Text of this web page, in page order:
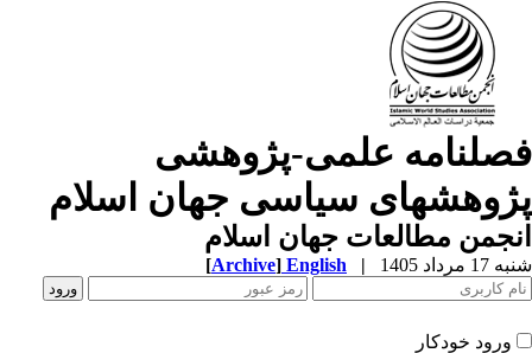
علمی-پژوهشی
سیاسی جهان اسلام
مطالعات جهان اسلام
مرداد 1405 |
English
[Archive]
ورود خودکار